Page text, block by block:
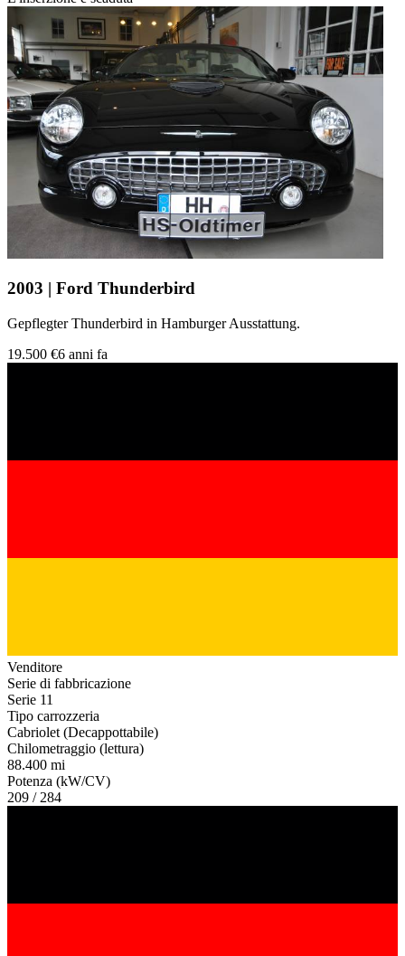
2003 | Ford Thunderbird
Gepflegter Thunderbird in Hamburger Ausstattung.
19.500 €6 anni fa
Venditore
Serie di fabbricazione
Serie 11
Tipo carrozzeria
Cabriolet (Decappottabile)
Chilometraggio (lettura)
88.400 mi
Potenza (kW/CV)
209 / 284